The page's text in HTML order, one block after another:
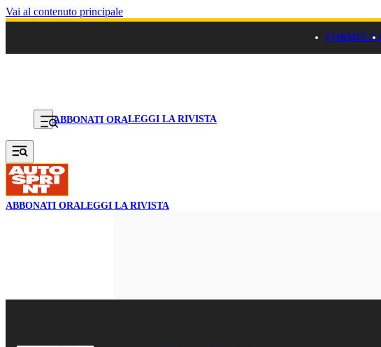
Vai al contenuto principale
FORMULA
ABBONATI ORALEGGI LA RIVISTA
ABBONATI ORALEGGI LA RIVISTA